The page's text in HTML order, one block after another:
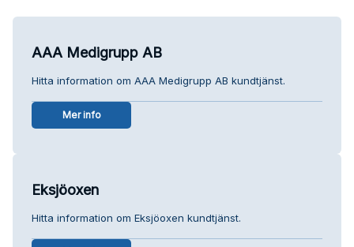
AAA Medigrupp AB
Hitta information om AAA Medigrupp AB kundtjänst.
Mer info
Eksjöoxen
Hitta information om Eksjöoxen kundtjänst.